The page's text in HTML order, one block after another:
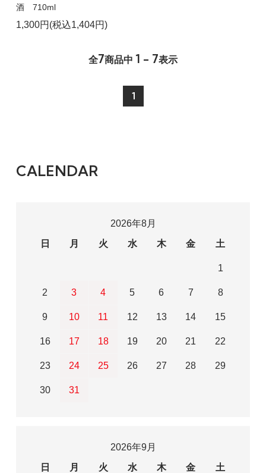
酒 710ml
1,300円(税込1,404円)
全7商品中 1 - 7表示
1
CALENDAR
2026年8月
日
月 火 水 木 金 土
1
2 3 4 5 6 7 8
9 10 11 12 13 14 15
16 17 18 19 20 21 22
23 24 25 26 27 28 29
30 31
2026年9月
日
月 火 水 木 金 土